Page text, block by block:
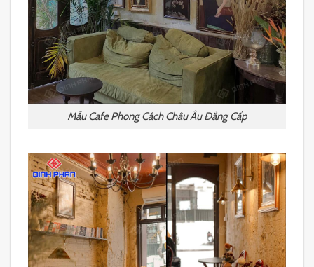
Mẫu Cafe Phong Cách Châu Âu Đẳng Cấp